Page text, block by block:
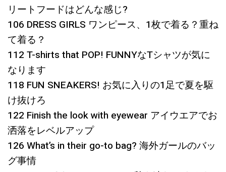
リートフードはどんな感じ?
106 DRESS GIRLS ワンピース、1枚で着る？重ね
て着る？
112 T-shirts that POP! FUNNYなTシャツが気に
なります
118 FUN SNEAKERS! お気に入りの1足で夏を駆
け抜けろ
122 Finish the look with eyewear アイウエアでお
洒落をレベルアップ
126 What’s in their go-to bag? 海外ガールのバッ
グ事情